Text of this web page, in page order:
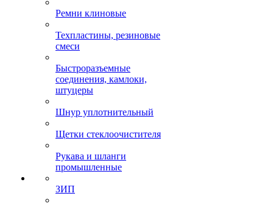
Ремни клиновые
Техпластины, резиновые
смеси
Быстроразъемные
соединения, камлоки,
штуцеры
Шнур уплотнительный
Щетки стеклоочистителя
Рукава и шланги
промышленные
ЗИП